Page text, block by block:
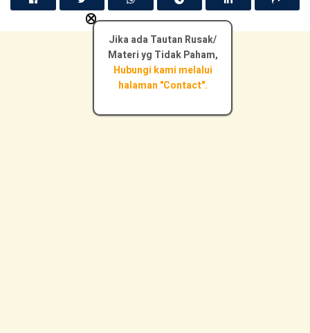
Jika ada Tautan Rusak/
Materi yg Tidak Paham,
Hubungi kami melalui
halaman "Contact".
×